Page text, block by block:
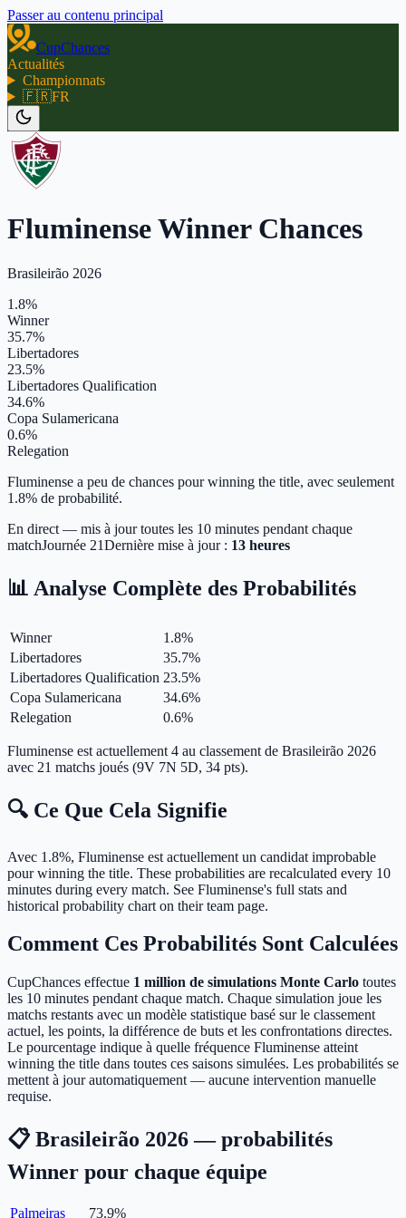
Passer au contenu principal
CupChances
Actualités
Championnats
🇫🇷FR
Fluminense Winner Chances
Brasileirão 2026
1.8%
Winner
35.7%
Libertadores
23.5%
Libertadores Qualification
34.6%
Copa Sulamericana
0.6%
Relegation
Fluminense a peu de chances pour winning the title, avec seulement
1.8% de probabilité.
En direct — mis à jour toutes les 10 minutes pendant chaque
matchJournée 21Dernière mise à jour : 13 heures
📊 Analyse Complète des Probabilités
Winner 1.8%
Libertadores
35.7%
Libertadores Qualification 23.5%
Copa Sulamericana
34.6%
Relegation
0.6%
Fluminense est actuellement 4 au classement de Brasileirão 2026
avec 21 matchs joués (9V 7N 5D, 34 pts).
🔍 Ce Que Cela Signifie
Avec 1.8%, Fluminense est actuellement un candidat improbable
pour winning the title. These probabilities are recalculated every 10
minutes during every match. See Fluminense's full stats and
historical probability chart on their team page.
Comment Ces Probabilités Sont Calculées
CupChances effectue 1 million de simulations Monte Carlo toutes
les 10 minutes pendant chaque match. Chaque simulation joue les
matchs restants avec un modèle statistique basé sur le classement
actuel, les points, la différence de buts et les confrontations directes.
Le pourcentage indique à quelle fréquence Fluminense atteint
winning the title dans toutes ces saisons simulées. Les probabilités se
mettent à jour automatiquement — aucune intervention manuelle
requise.
📋 Brasileirão 2026 — probabilités
Winner pour chaque équipe
Palmeiras 73.9%